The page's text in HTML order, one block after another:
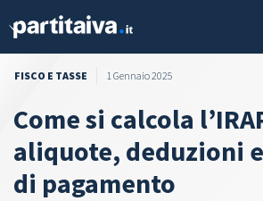
FISCO E TASSE 1 Gennaio 2025
Come si calcola
aliquote, deduzioni
di pagamento